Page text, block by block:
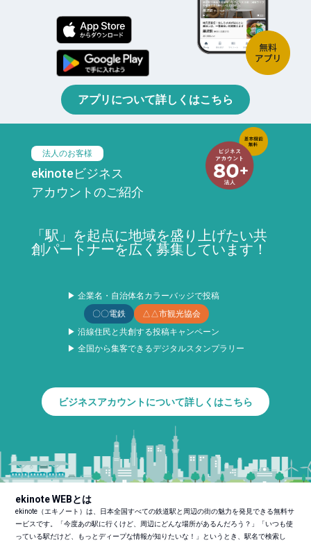
アプリについて詳しくはこちら
法人のお客様
ekinoteビジネス
アカウントのご紹介
「駅」を起点に地域を盛り上げたい共
創パートナーを広く募集しています！
▶ 企業名・自治体名カラーバッジで投稿
〇〇電鉄
△△市観光協会
▶ 沿線住民と共創する投稿キャンペーン
▶ 全国から集客できるデジタルスタンプラリー
ビジネスアカウントについて詳しくはこちら
ekinote WEBとは
ekinote（エキノート）は、日本全国すべての鉄道駅と周辺の街の魅力を発見できる無料サ
ービスです。「今度あの駅に行くけど、周辺にどんな場所があるんだろう？」「いつも使
っている駅だけど、もっとディープな情報が知りたいな！」というとき、駅名で検索し